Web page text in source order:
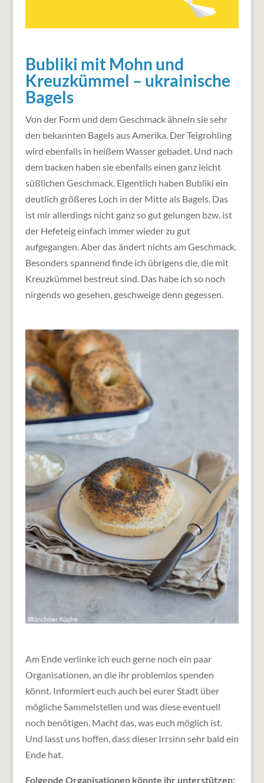
Bubliki mit Mohn und
Kreuzkümmel – ukrainische
Bagels
Von der Form und dem Geschmack ähneln sie sehr
den bekannten Bagels aus Amerika. Der Teigrohling
wird ebenfalls in heißem Wasser gebadet. Und nach
dem backen haben sie ebenfalls einen ganz leicht
süßlichen Geschmack. Eigentlich haben Bubliki ein
deutlich größeres Loch in der Mitte als Bagels. Das
ist mir allerdings nicht ganz so gut gelungen bzw. ist
der Hefeteig einfach immer wieder zu gut
aufgegangen. Aber das ändert nichts am Geschmack.
Besonders spannend finde ich übrigens die, die mit
Kreuzkümmel bestreut sind. Das habe ich so noch
nirgends wo gesehen, geschweige denn gegessen.
Am Ende verlinke ich euch gerne noch ein paar
Organisationen, an die ihr problemlos spenden
könnt. Informiert euch auch bei eurer Stadt über
mögliche Sammelstellen und was diese eventuell
noch benötigen. Macht das, was euch möglich ist.
Und lasst uns hoffen, dass dieser Irrsinn sehr bald ein
Ende hat.
Folgende Organisationen könnte ihr unterstützen: